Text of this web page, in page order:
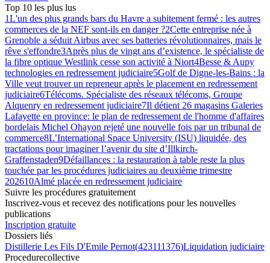
Top 10 les plus lus
1L'un des plus grands bars du Havre a subitement fermé : les autres
commerces de la NEF sont-ils en danger ?2Cette entreprise née à
Grenoble a séduit Airbus avec ses batteries révolutionnaires, mais le
rêve s'effondre3Après plus de vingt ans d’existence, le spécialiste de
la fibre optique Westlink cesse son activité à Niort4Besse & Aupy
technologies en redressement judiciaire5Golf de Digne-les-Bains : la
Ville veut trouver un repreneur après le placement en redressement
judiciaire6Télécoms. Spécialiste des réseaux télécoms, Groupe
Alquenry en redressement judiciaire7Il détient 26 magasins Galeries
Lafayette en province: le plan de redressement de l'homme d'affaires
bordelais Michel Ohayon rejeté une nouvelle fois par un tribunal de
commerce8L’International Space University (ISU) liquidée, des
tractations pour imaginer l’avenir du site d’Illkirch-
Graffenstaden9Défaillances : la restauration à table reste la plus
touchée par les procédures judiciaires au deuxième trimestre
202610Almé placée en redressement judiciaire
Suivre les procédures gratuitement
Inscrivez-vous et recevez des notifications pour les nouvelles
publications
Inscription gratuite
Dossiers liés
Distillerie Les Fils D'Emile Pernot(423111376)Liquidation judiciaire
Procedurecollective